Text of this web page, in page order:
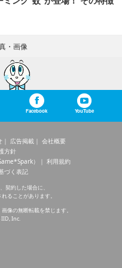
・画像
Facebook YouTube
広告掲載
会社概要
方針
）
利用規約
づく表記
契約した場合に、
ることがあります。
像の無断転載を禁じます。
Inc.